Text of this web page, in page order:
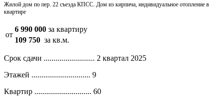
Жилой дом по пер. 22 съезда КПСС. Дом из кирпича, индивидуальное отопление в
квартире
от
6 990 000 за квартиру
109 750 за кв.м.
Срок сдачи .......................... 2 квартал 2025
Этажей .............................. 9
Квартир ............................. 60